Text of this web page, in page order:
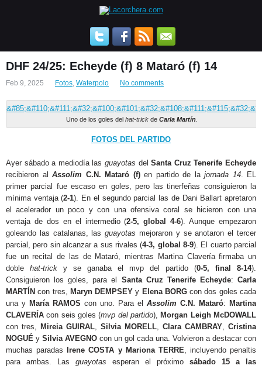
DHF 24/25: Echeyde (f) 8 Mataró (f) 14
Feb 9, 2025 Fotos, Waterpolo No comments
Uno de los goles del hat-trickde Carla Martín.
FOTOS DEL PARTIDO
Ayer sábado a mediodía las guayotas delSanta Cruz Tenerife Echeyde
recibieron al Assolim C.N. Mataró (f)en partido de la jornada 14. EL
primer parcial fue escaso en goles, pero las tinerfeñas consiguieron la
mínima ventaja (2-1). En el segundo parcial las de Dani Ballart apretaron
el acelerador un poco y con una ofensiva coral se hicieron con una
ventaja de dos en el intermedio (2-5, global 4-6). Aunque empezaron
goleando las catalanas, lasguayotas mejoraron y se anotaron el tercer
parcial, pero sin alcanzar a sus rivales (4-3, global 8-9). El cuarto parcial
fue un recital de las de Mataró, mientras Martina Clavería firmaba un
doble hat-trick y se ganaba el mvp del partido (0-5, final 8-14).
Consiguieron los goles, para el Santa Cruz Tenerife Echeyde:Carla
MARTÍN con tres, Maryn DEMPSEY y Elena BORGcon dos goles cada
una y María RAMOS con uno. Para el Assolim C.N. Mataró: Martina
CLAVERÍAcon seis goles (mvp del partido), Morgan Leigh McDOWALL
con tres, Mireia GUIRAL, Silvia MORELL, Clara CAMBRAY, Cristina
NOGUÉ y Silvia AVEGNO con un gol cada una. Volvieron a destacar con
muchas paradas
Irene COSTA y Mariona TERRE, incluyendo penaltis
para ambas. Las guayotas esperan el próximo sábado 15
a las